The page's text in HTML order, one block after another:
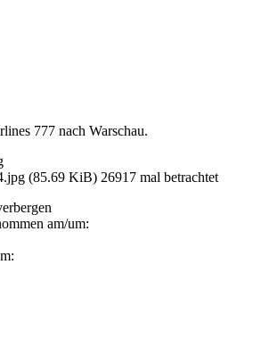
777 nach Warschau.
(85.69 KiB) 26917 mal betrachtet
am/um: